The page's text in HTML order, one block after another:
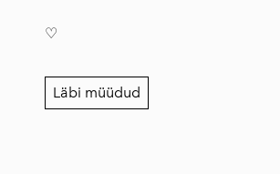
♡
Läbi müüdud